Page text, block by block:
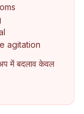
agitation
अप में बदलाव केवल